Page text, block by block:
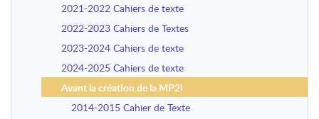
2021-2022 Cahiers de texte
2022-2023 Cahiers de Textes
2023-2024 Cahiers de texte
2024-2025 Cahiers de texte
Avant la création de la MP2I
2014-2015 Cahier de Texte